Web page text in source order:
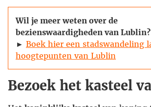
Wil je meer weten over de
bezienswaardigheden van Lublin?
► Boek hier een stadswandeling
hoogtepunten van Lublin
Bezoek het kasteel